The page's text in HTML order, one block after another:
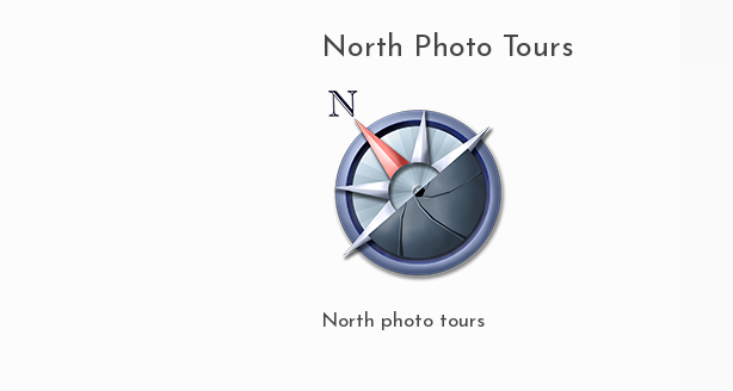
North Photo Tours
North photo tours